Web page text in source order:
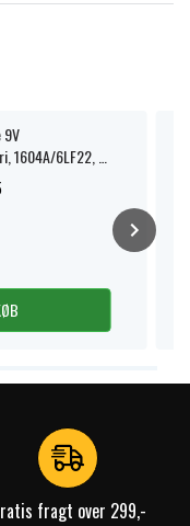
9V
6LF22, 1-
fragt over 299,-